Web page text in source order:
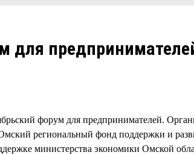
для
форум для предпринимателей.
региональный фонд поддержки и
министерства экономики Омской